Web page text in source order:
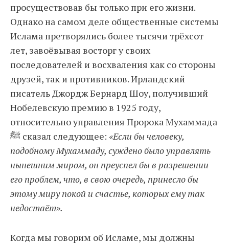
просуществовав бы только при его жизни.
Однако на самом деле общественные системы
Ислама претворялись более тысячи трёхсот
лет, завоёвывая восторг у своих
последователей и восхваления как со стороны
друзей, так и противников. Ирландский
писатель Джордж Бернард Шоу, получивший
Нобелевскую премию в 1925 году,
относительно управления Пророка Мухаммада
ﷺ сказал следующее: «Если бы человеку,
подобному Мухаммаду, суждено было управлять
нынешним миром, он преуспел бы в разрешении
его проблем, что, в свою очередь, принесло бы
этому миру покой и счастье, которых ему так
недостаёт».
Когда мы говорим об Исламе, мы должны